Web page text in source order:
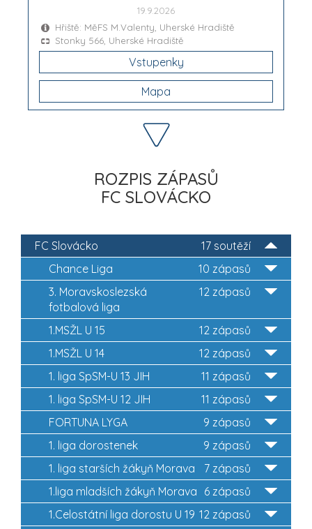
19.9.2026
Hřiště: MěFS M.Valenty, Uherské Hradiště
Stonky 566, Uherské Hradiště
Vstupenky
Mapa
ROZPIS ZÁPASŮ
FC SLOVÁCKO
17 soutěží
FC Slovácko
10 zápasů
Chance Liga
12 zápasů
3. Moravskoslezská
fotbalová liga
12 zápasů
1.MSŽL U 15
12 zápasů
1.MSŽL U 14
11 zápasů
1. liga SpSM-U 13 JIH
11 zápasů
1. liga SpSM-U 12 JIH
9 zápasů
FORTUNA LYGA
9 zápasů
1. liga dorostenek
7 zápasů
1. liga starších žákyň Morava
6 zápasů
1.liga mladších žákyň Morava
12 zápasů
1.Celostátní liga dorostu U 19